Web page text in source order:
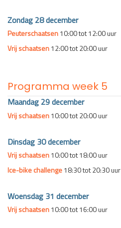
Zondag 28 december
Peuterschaatsen10:00 tot 12:00 uur
Vrij schaatsen12:00 tot 20:00 uur
Programma week 5
Maandag 29 december
Vrij schaatsen10:00 tot 20:00 uur
Dinsdag 30 december
Vrij schaatsen10:00 tot 18:00 uur
Ice-bike challenge18:30 tot 20:30 uur
Woensdag 31 december
Vrij schaatsen10:00 tot 16:00 uur